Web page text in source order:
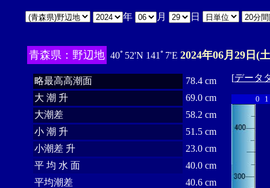
年 月 日
青森県：野辺地 40ﾟ52'N 141ﾟ7'E 2024年06月29日(
略最高高潮面
78.4 cm
大 潮 升
69.0 cm
大潮差
58.2 cm
小 潮 升
51.5 cm
小潮差 升
23.0 cm
平 均 水 面
40.0 cm
平均潮差
40.6 cm
[データ
0 1